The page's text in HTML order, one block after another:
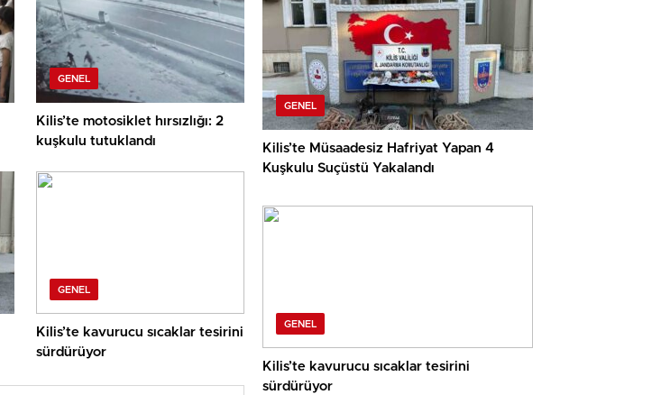
GENEL
Kilis’te motosiklet hırsızlığı: 2
kuşkulu tutuklandı
GENEL
Kilis’te kavurucu sıcaklar tesirini
sürdürüyor
GENEL
Kilis’te Müsaadesiz Hafriyat Yapan 4
Kuşkulu Suçüstü Yakalandı
GENEL
Kilis’te kavurucu sıcaklar tesirini
sürdürüyor